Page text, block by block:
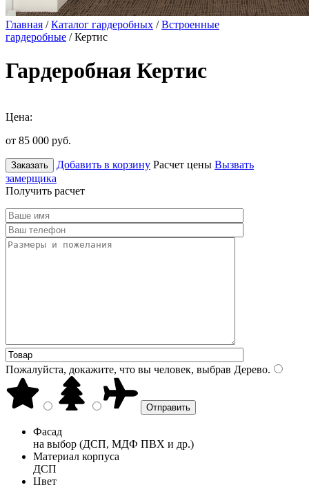
Главная /Каталог гардеробных /Встроенные
гардеробные / Кертис
Гардеробная Кертис
Цена:
от 85 000 руб.
Заказать Добавить в корзину Расчет цены Вызвать
замерщика
Получить расчет
Пожалуйста, докажите, что вы человек, выбрав Дерево.
Фасад
на выбор (ДСП, МДФ ПВХ и др.)
Материал корпуса
ДСП
Цвет